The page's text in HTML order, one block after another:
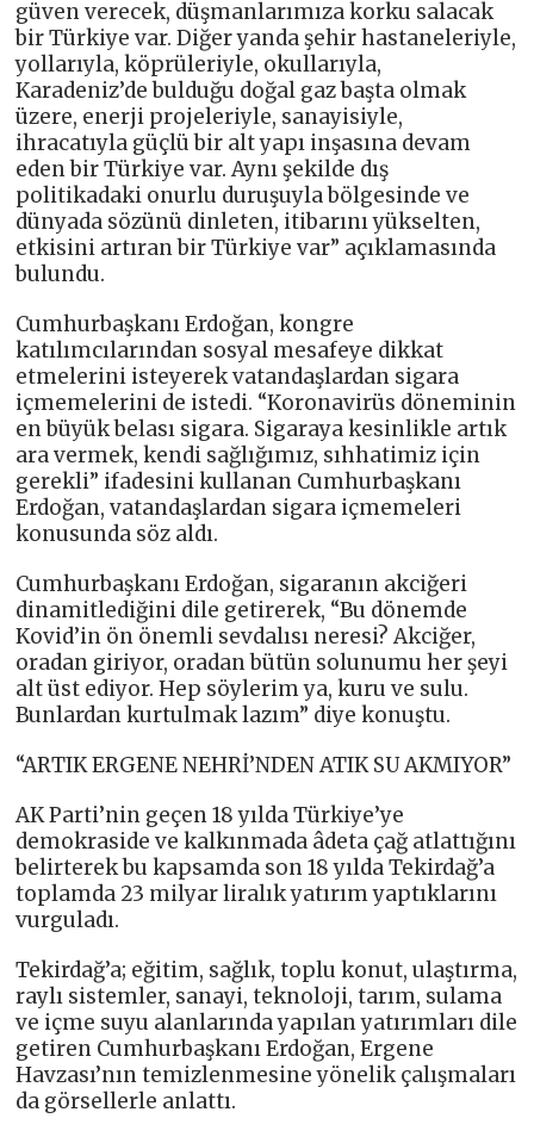
güven verecek, düşmanlarımıza korku salacak
bir Türkiye var. Diğer yanda şehir hastaneleriyle,
yollarıyla, köprüleriyle, okullarıyla,
Karadeniz’de bulduğu doğal gaz başta olmak
üzere, enerji projeleriyle, sanayisiyle,
ihracatıyla güçlü bir alt yapı inşasına devam
eden bir Türkiye var. Aynı şekilde dış
politikadaki onurlu duruşuyla bölgesinde ve
dünyada sözünü dinleten, itibarını yükselten,
etkisini artıran bir Türkiye var” açıklamasında
bulundu.
Cumhurbaşkanı Erdoğan, kongre
katılımcılarından sosyal mesafeye dikkat
etmelerini isteyerek vatandaşlardan sigara
içmemelerini de istedi. “Koronavirüs döneminin
en büyük belası sigara. Sigaraya kesinlikle artık
ara vermek, kendi sağlığımız, sıhhatimiz için
gerekli” ifadesini kullanan Cumhurbaşkanı
Erdoğan, vatandaşlardan sigara içmemeleri
konusunda söz aldı.
Cumhurbaşkanı Erdoğan, sigaranın akciğeri
dinamitlediğini dile getirerek, “Bu dönemde
Kovid’in ön önemli sevdalısı neresi? Akciğer,
oradan giriyor, oradan bütün solunumu her şeyi
alt üst ediyor. Hep söylerim ya, kuru ve sulu.
Bunlardan kurtulmak lazım” diye konuştu.
“ARTIK ERGENE NEHRİ’NDEN ATIK SU AKMIYOR”
AK Parti’nin geçen 18 yılda Türkiye’ye
demokraside ve kalkınmada âdeta çağ atlattığını
belirterek bu kapsamda son 18 yılda Tekirdağ’a
toplamda 23 milyar liralık yatırım yaptıklarını
vurguladı.
Tekirdağ’a; eğitim, sağlık, toplu konut, ulaştırma,
raylı sistemler, sanayi, teknoloji, tarım, sulama
ve içme suyu alanlarında yapılan yatırımları dile
getiren Cumhurbaşkanı Erdoğan, Ergene
Havzası’nın temizlenmesine yönelik çalışmaları
da görsellerle anlattı.